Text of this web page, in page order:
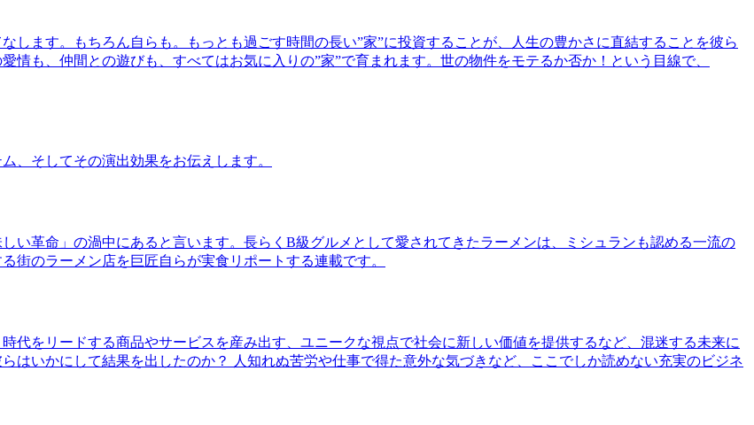
します。もちろん自らも。もっとも過ごす時間の長い”家”に投資することが、人生の豊かさに直結することを彼ら
情も、仲間との遊びも、すべてはお気に入りの”家”で育まれます。世の物件をモテるか否か！という目線で、
、そしてその演出効果をお伝えします。
い革命」の渦中にあると言います。長らくB級グルメとして愛されてきたラーメンは、ミシュランも認める一流の
街のラーメン店を巨匠自らが実食リポートする連載です。
代をリードする商品やサービスを産み出す、ユニークな視点で社会に新しい価値を提供するなど、混迷する未来に
はいかにして結果を出したのか？ 人知れぬ苦労や仕事で得た意外な気づきなど、ここでしか読めない充実のビジネ